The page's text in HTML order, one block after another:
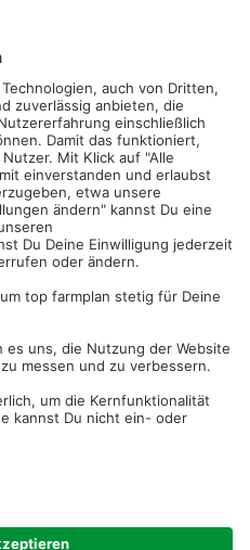
801 44 84
Laufenden!
und hilfreiche Anleitungen!
kostenlos!
bequem!
& sofort starten